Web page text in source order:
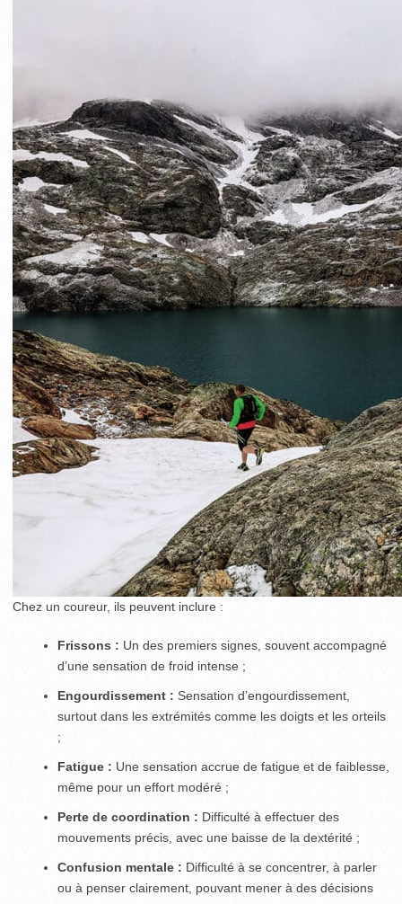
Chez un coureur, ils peuvent inclure :
Frissons : Un des premiers signes, souvent accompagné
d’une sensation de froid intense ;
Engourdissement : Sensation d’engourdissement,
surtout dans les extrémités comme les doigts et les orteils
;
Fatigue : Une sensation accrue de fatigue et de faiblesse,
même pour un effort modéré ;
Perte de coordination : Difficulté à effectuer des
mouvements précis, avec une baisse de la dextérité ;
Confusion mentale : Difficulté à se concentrer, à parler
ou à penser clairement, pouvant mener à des décisions